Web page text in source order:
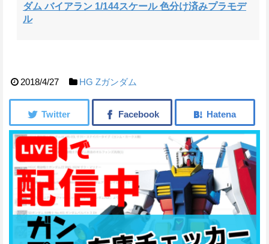
ダム バイアラン 1/144スケール 色分け済みプラモデ
ル
2018/4/27 HG Ζガンダム